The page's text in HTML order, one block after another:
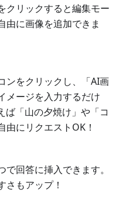
クリックすると編集モー
由に画像を追加できま
ンをクリックし、「AI画
メージを入力するだけ
ば「山の夕焼け」や「コ
にリクエストOK！
回答に挿入できます。
さもアップ！